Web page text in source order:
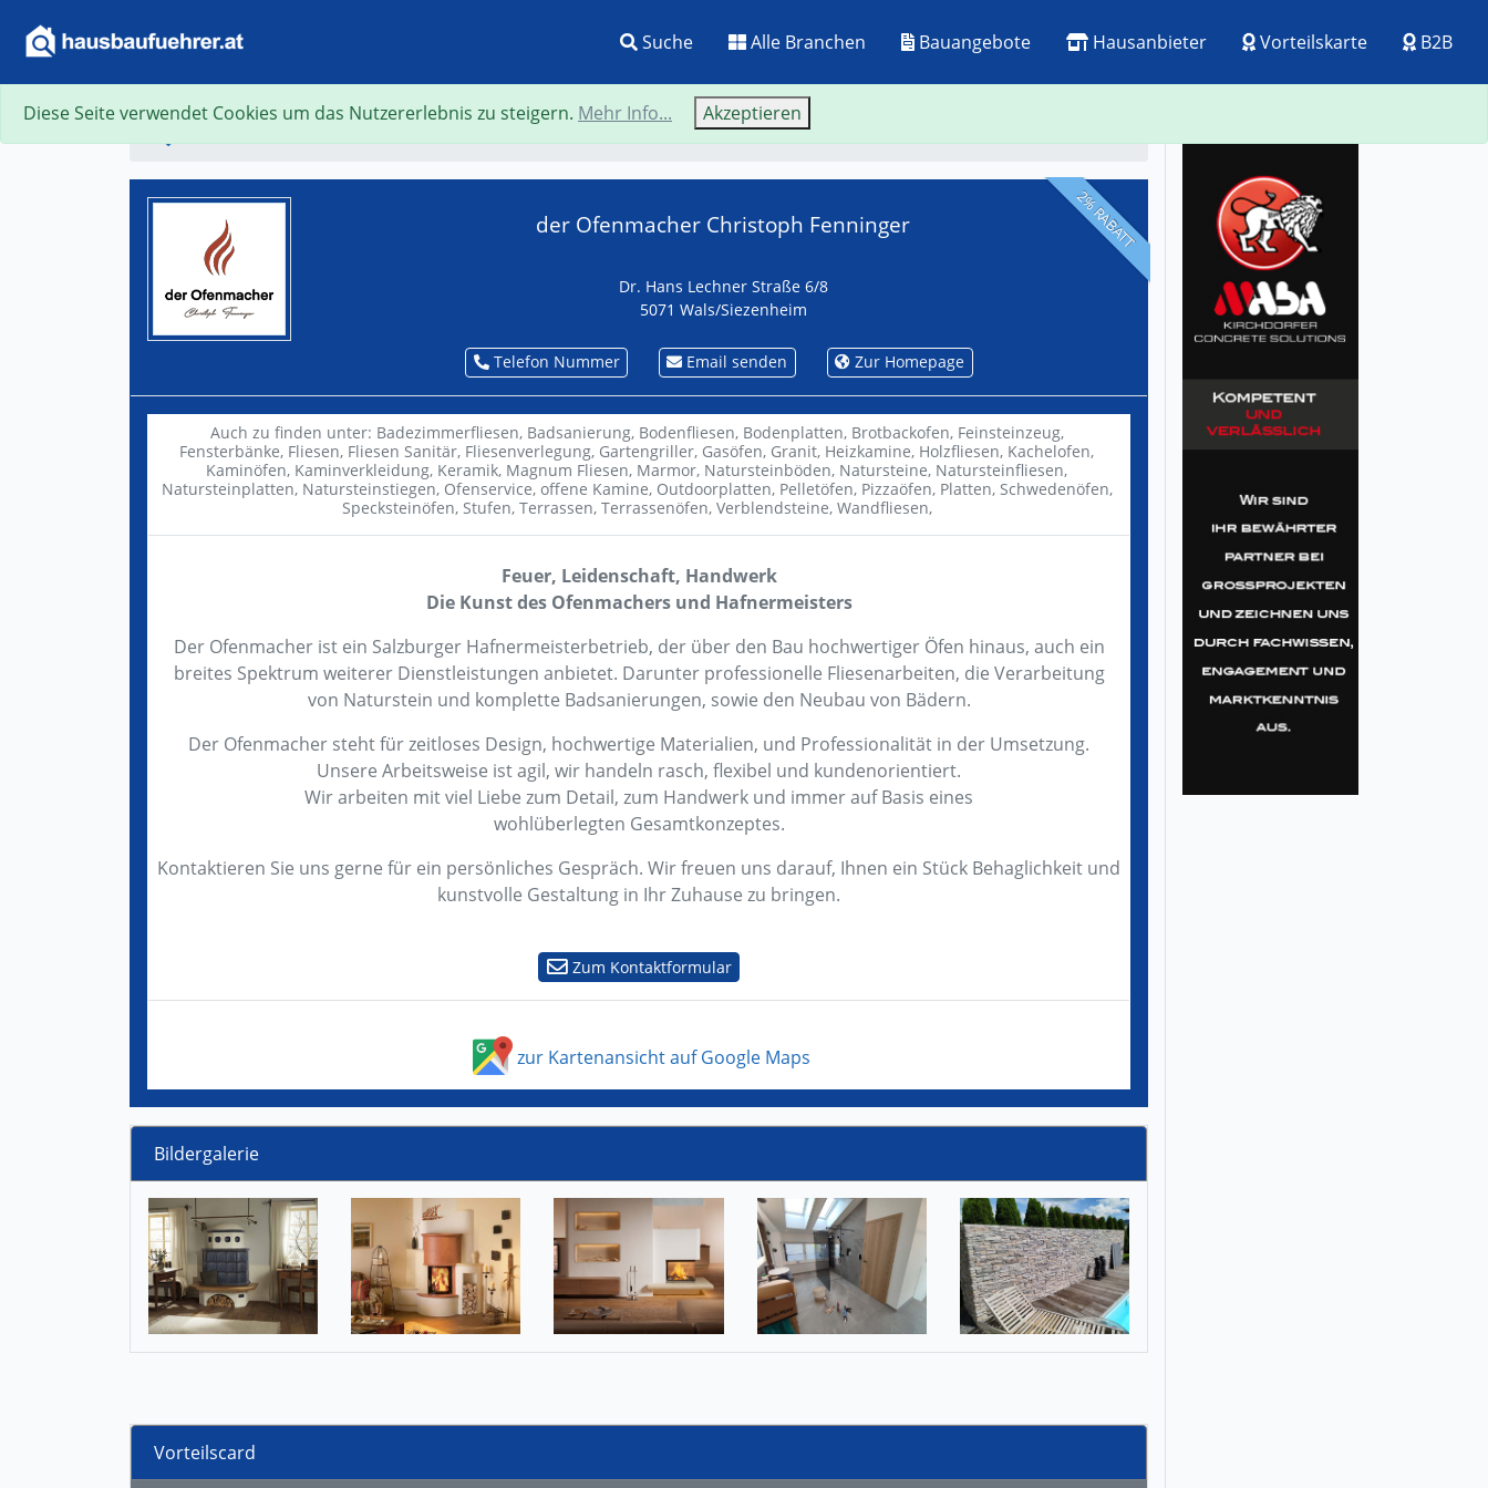
Suche Alle Branchen Bauangebote Hausanbieter Vorteilskarte B2B
2% RABATT
der Ofenmacher Christoph Fenninger
Dr. Hans Lechner Straße 6/8
5071 Wals/Siezenheim
Telefon Nummer Email senden Zur Homepage
Auch zu finden unter: Badezimmerfliesen, Badsanierung, Bodenfliesen, Bodenplatten, Brotbackofen, Feinsteinzeug,
Fensterbänke, Fliesen, Fliesen Sanitär, Fliesenverlegung, Gartengriller, Gasöfen, Granit, Heizkamine, Holzfliesen, Kachelofen,
Kaminöfen, Kaminverkleidung, Keramik, Magnum Fliesen, Marmor, Natursteinböden, Natursteine, Natursteinfliesen,
Natursteinplatten, Natursteinstiegen, Ofenservice, offene Kamine, Outdoorplatten, Pelletöfen, Pizzaöfen, Platten, Schwedenöfen,
Specksteinöfen, Stufen, Terrassen, Terrassenöfen, Verblendsteine, Wandfliesen,
Feuer, Leidenschaft, Handwerk
Die Kunst des Ofenmachers und Hafnermeisters
Der Ofenmacher ist ein Salzburger Hafnermeisterbetrieb, der über den Bau hochwertiger Öfen hinaus, auch ein
breites Spektrum weiterer Dienstleistungen anbietet. Darunter professionelle Fliesenarbeiten, die Verarbeitung
von Naturstein und komplette Badsanierungen, sowie den Neubau von Bädern.
Der Ofenmacher steht für zeitloses Design, hochwertige Materialien, und Professionalität in der Umsetzung.
Unsere Arbeitsweise ist agil, wir handeln rasch, flexibel und kundenorientiert.
Wir arbeiten mit viel Liebe zum Detail, zum Handwerk und immer auf Basis eines
wohlüberlegten Gesamtkonzeptes.
Kontaktieren Sie uns gerne für ein persönliches Gespräch. Wir freuen uns darauf, Ihnen ein Stück Behaglichkeit und
kunstvolle Gestaltung in Ihr Zuhause zu bringen.
Zum Kontaktformular
zur Kartenansicht auf Google Maps
Bildergalerie
Vorteilscard
Diese Seite verwendet Cookies um das Nutzererlebnis zu steigern. Mehr Info... Akzeptieren